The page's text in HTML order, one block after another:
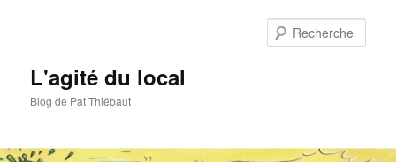
L'agité du local
Blog de Pat Thiébaut